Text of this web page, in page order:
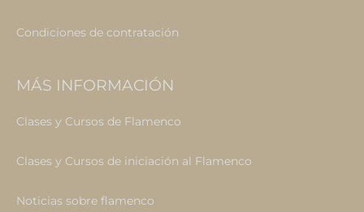
Condiciones de contratación
MÁS INFORMACIÓN
Clases y Cursos de Flamenco
Clases y Cursos de iniciación al Flamenco
Noticias sobre flamenco